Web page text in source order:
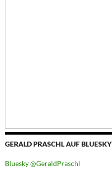
GERALD PRASCHL AUF BLUESKY
Bluesky @GeraldPraschl